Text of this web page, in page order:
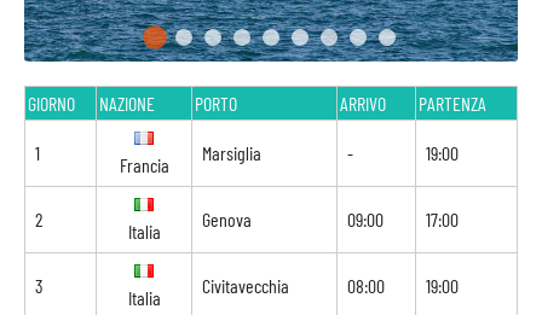
GIORNO NAZIONE PORTO ARRIVO PARTENZA
1
Francia
Marsiglia - 19:00
2
Italia
Genova 09:00 17:00
3
Italia
Civitavecchia 08:00 19:00